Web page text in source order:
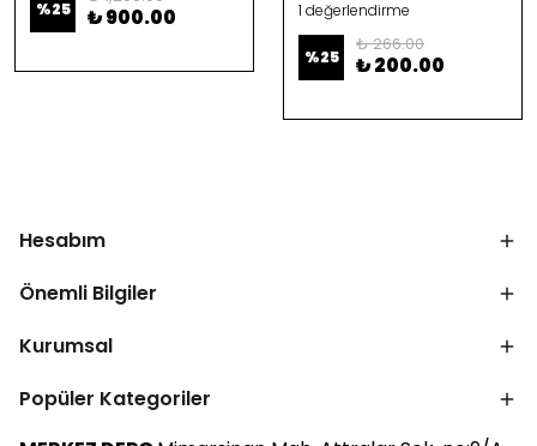
%25 ₺ 900.00 1 değerlendirme
%25
₺ 266.00
₺ 200.00
Hesabım
Önemli Bilgiler
Kurumsal
Popüler Kategoriler